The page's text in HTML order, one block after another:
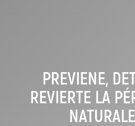
PREVIENE,
REVIERTE LA